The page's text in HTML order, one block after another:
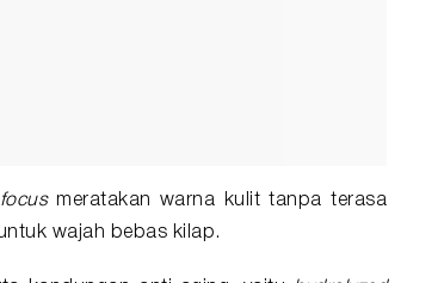
meratakan warna kulit tanpa terasa
wajah bebas kilap.